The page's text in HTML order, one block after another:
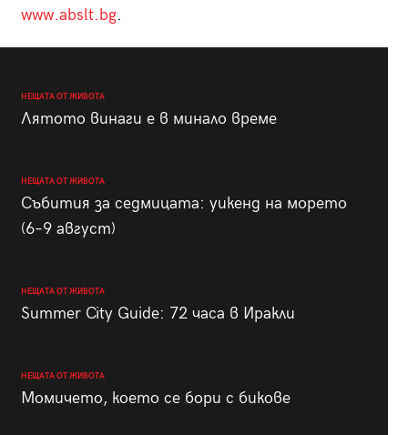
www.abslt.bg.
НЕЩАТА ОТ ЖИВОТА
Лятото винаги е в минало време
НЕЩАТА ОТ ЖИВОТА
Събития за седмицата: уикенд на морето
(6–9 август)
НЕЩАТА ОТ ЖИВОТА
Summer City Guide: 72 часа в Иракли
НЕЩАТА ОТ ЖИВОТА
Момичето, което се бори с бикове